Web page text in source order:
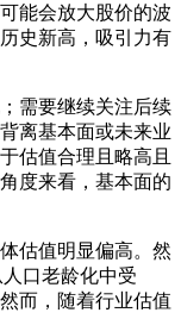
能会放大股价的波
史新高，吸引力有
需要继续关注后续
离基本面或未来业
估值合理且略高且
度来看，基本面的
估值明显偏高。然
口老龄化中受
而，随着行业估值